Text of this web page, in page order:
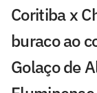
Coritiba x
buraco ao
Golaço de